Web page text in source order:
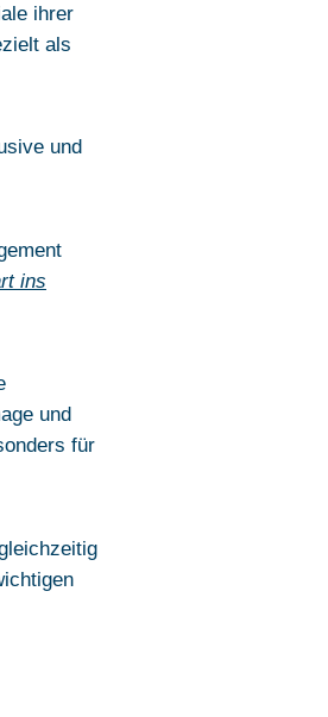
ihrer
als
und
ins
und
für